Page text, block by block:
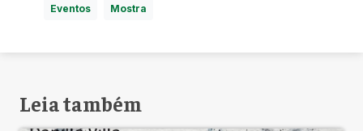
Eventos Mostra
Leia também